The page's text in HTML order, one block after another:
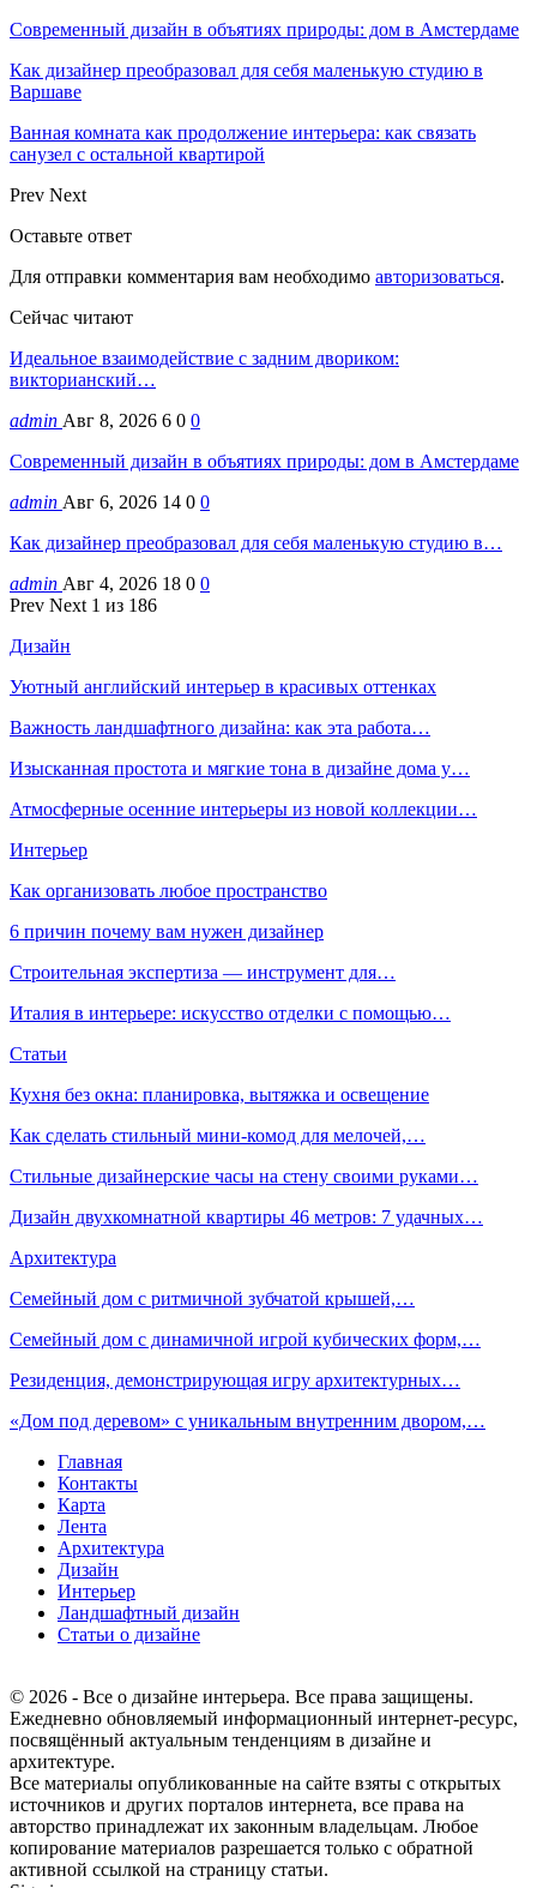
Современный дизайн в объятиях природы: дом в Амстердаме
Как дизайнер преобразовал для себя маленькую студию в
Варшаве
Ванная комната как продолжение интерьера: как связать
санузел с остальной квартирой
Prev Next
Оставьте ответ
Для отправки комментария вам необходимо авторизоваться.
Сейчас читают
Идеальное взаимодействие с задним двориком:
викторианский…
admin Авг 8, 2026 6 0 0
Современный дизайн в объятиях природы: дом в Амстердаме
admin Авг 6, 2026 14 0 0
Как дизайнер преобразовал для себя маленькую студию в…
admin Авг 4, 2026 18 0 0
Prev Next 1 из 186
Дизайн
Уютный английский интерьер в красивых оттенках
Важность ландшафтного дизайна: как эта работа…
Изысканная простота и мягкие тона в дизайне дома у…
Атмосферные осенние интерьеры из новой коллекции…
Интерьер
Как организовать любое пространство
6 причин почему вам нужен дизайнер
Строительная экспертиза — инструмент для…
Италия в интерьере: искусство отделки с помощью…
Статьи
Кухня без окна: планировка, вытяжка и освещение
Как сделать стильный мини-комод для мелочей,…
Стильные дизайнерские часы на стену своими руками…
Дизайн двухкомнатной квартиры 46 метров: 7 удачных…
Архитектура
Семейный дом с ритмичной зубчатой крышей,…
Семейный дом с динамичной игрой кубических форм,…
Резиденция, демонстрирующая игру архитектурных…
«Дом под деревом» с уникальным внутренним двором,…
Главная
Контакты
Карта
Лента
Архитектура
Дизайн
Интерьер
Ландшафтный дизайн
Статьи о дизайне
© 2026 - Все о дизайне интерьера. Все права защищены.
Ежедневно обновляемый информационный интернет-ресурс,
посвящённый актуальным тенденциям в дизайне и
архитектуре.
Все материалы опубликованные на сайте взяты с открытых
источников и других порталов интернета, все права на
авторство принадлежат их законным владельцам. Любое
копирование материалов разрешается только с обратной
активной ссылкой на страницу статьи.